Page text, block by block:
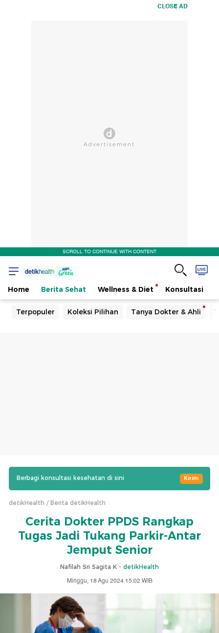
CLOSE AD
SCROLL TO CONTINUE WITH CONTENT
Home Berita Sehat Wellness & Diet Konsultasi
Terpopuler Koleksi Pilihan Tanya Dokter & Ahli
Berbagi konsultasi kesehatan di sini Kirim
detikHealth Berita detikHealth
Cerita Dokter PPDS Rangkap
Tugas Jadi Tukang Parkir-Antar
Jemput Senior
Nafilah Sri Sagita K - detikHealth
Minggu, 18 Agu 2024 15:02 WIB